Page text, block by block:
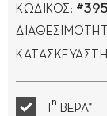
ΚΩΔΙΚΟΣ:
η
ΒΕΡΑ*: